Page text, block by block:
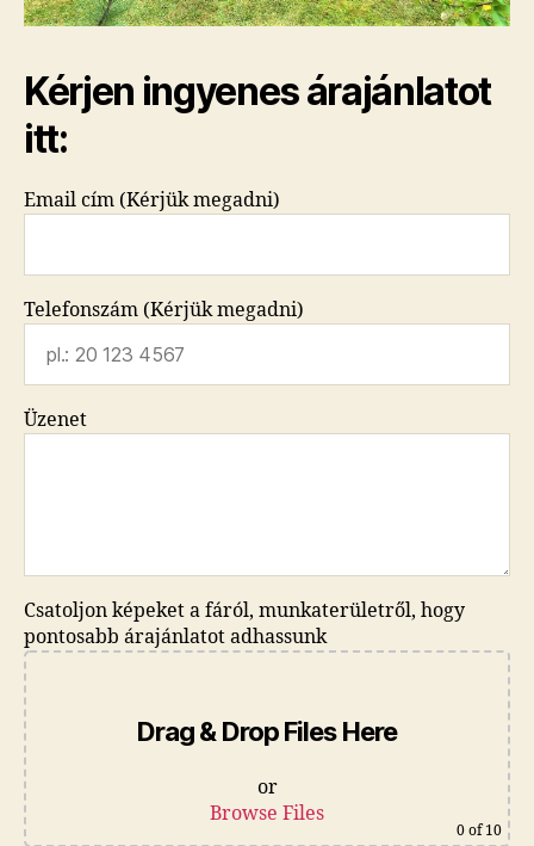
Kérjen ingyenes árajánlatot
itt:
Email cím (Kérjük megadni)
Telefonszám (Kérjük megadni)
Üzenet
Csatoljon képeket a fáról, munkaterületről, hogy
pontosabb árajánlatot adhassunk
Drag & Drop Files Here
or
Browse Files
0 of 10